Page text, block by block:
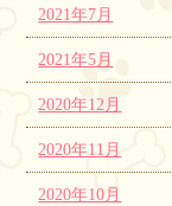
2021年7月
2021年5月
2020年12月
2020年11月
2020年10月